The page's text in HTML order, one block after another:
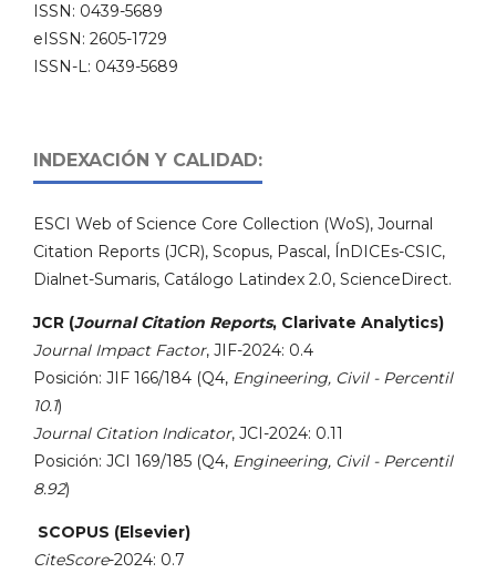
ISSN: 0439-5689
eISSN: 2605-1729
ISSN-L: 0439-5689
INDEXACIÓN Y CALIDAD:
ESCI Web of Science Core Collection (WoS), Journal
Citation Reports (JCR), Scopus, Pascal, ÍnDICEs-CSIC,
Dialnet-Sumaris, Catálogo Latindex 2.0, ScienceDirect.
JCR (Journal Citation Reports, Clarivate Analytics)
Journal Impact Factor, JIF-2024: 0.4
Posición: JIF 166/184 (Q4, Engineering, Civil - Percentil
10.1)
Journal Citation Indicator, JCI-2024: 0.11
Posición: JCI 169/185 (Q4, Engineering, Civil - Percentil
8.92)
SCOPUS (Elsevier)
CiteScore-2024: 0.7